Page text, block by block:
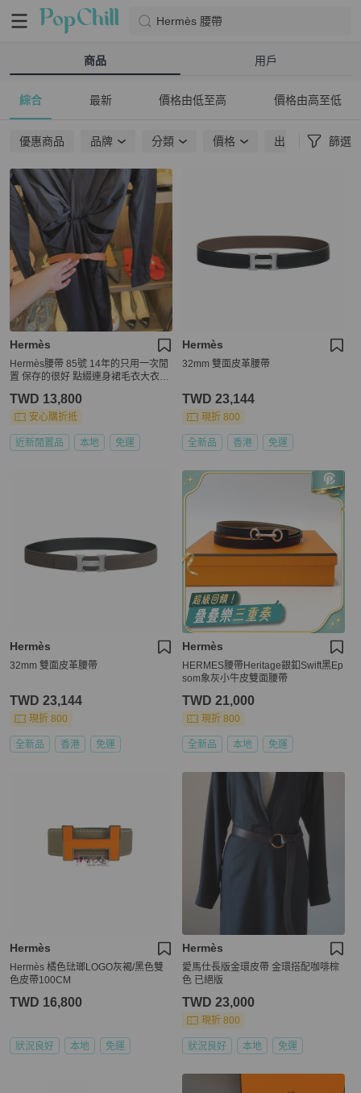
Hermès 腰帶
商品 用戶
綜合 最新 價格由低至高 價格由高至低
優惠商品 品牌 分類 價格 出貨地點 篩選
Hermès
Hermès腰帶 85號 14年的只用一次閒
置 保存的很好 點綴連身裙毛衣大衣都
TWD 13,800
安心購折抵
近新閒置品 本地 免運
Hermès
32mm 雙面皮革腰帶
TWD 23,144
現折 800
全新品 香港 免運
Hermès
32mm 雙面皮革腰帶
TWD 23,144
現折 800
全新品 香港 免運
Hermès
HERMES腰帶Heritage銀釦Swift黑Ep
som象灰小牛皮雙面腰帶
TWD 21,000
現折 800
全新品 本地 免運
Hermès
Hermès 橘色琺瑯LOGO灰褐/黑色雙
色皮帶100CM
TWD 16,800
狀況良好 本地 免運
Hermès
愛馬仕長版金環皮帶 金環搭配咖啡棕
色 已絕版
TWD 23,000
現折 800
狀況良好 本地 免運